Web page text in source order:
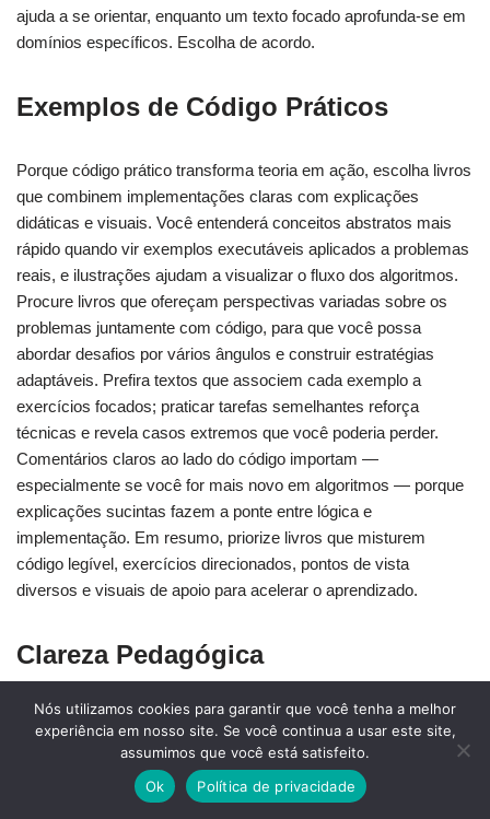
ajuda a se orientar, enquanto um texto focado aprofunda-se em
domínios específicos. Escolha de acordo.
Exemplos de Código Práticos
Porque código prático transforma teoria em ação, escolha livros
que combinem implementações claras com explicações
didáticas e visuais. Você entenderá conceitos abstratos mais
rápido quando vir exemplos executáveis aplicados a problemas
reais, e ilustrações ajudam a visualizar o fluxo dos algoritmos.
Procure livros que ofereçam perspectivas variadas sobre os
problemas juntamente com código, para que você possa
abordar desafios por vários ângulos e construir estratégias
adaptáveis. Prefira textos que associem cada exemplo a
exercícios focados; praticar tarefas semelhantes reforça
técnicas e revela casos extremos que você poderia perder.
Comentários claros ao lado do código importam —
especialmente se você for mais novo em algoritmos — porque
explicações sucintas fazem a ponte entre lógica e
implementação. Em resumo, priorize livros que misturem
código legível, exercícios direcionados, pontos de vista
diversos e visuais de apoio para acelerar o aprendizado.
Clareza Pedagógica
Quando um livro explica algoritmos com linguagem clara,
exemplos bem escolhidos e uma estrutura lógica, você aprende
mais rápido e retém mais; procure autores que dividam ideias
complexas em passos pequenos, mostrem código funcional ou
Nós utilizamos cookies para garantir que você tenha a melhor
experiência em nosso site. Se você continua a usar este site,
assumimos que você está satisfeito.
Ok
Política de privacidade